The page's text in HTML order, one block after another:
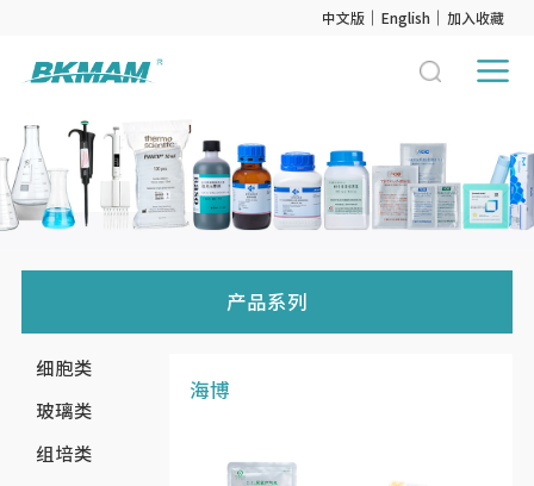
中文版 English 加入收藏
产品系列
细胞类
玻璃类
组培类
海博